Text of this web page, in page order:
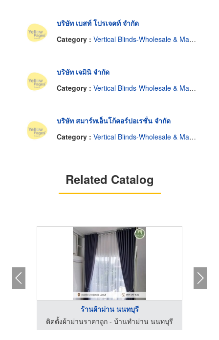
บริษัท เบสท์ โปรเจคท์ จำกัด
Category : Vertical Blinds-Wholesale & Manufacturers
บริษัท เจมินิ จำกัด
Category : Vertical Blinds-Wholesale & Manufacturers
บริษัท สมาร์ทเอ็นโก้คอร์ปอเรชั่น จำกัด
Category : Vertical Blinds-Wholesale & Manufacturers
Related Catalog
ร้านผ้าม่าน นนทบุรี
ติดตั้งผ้าม่านราคาถูก - บ้านทำม่าน นนทบุรี